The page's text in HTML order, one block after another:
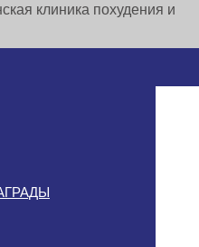
клиника похудения и